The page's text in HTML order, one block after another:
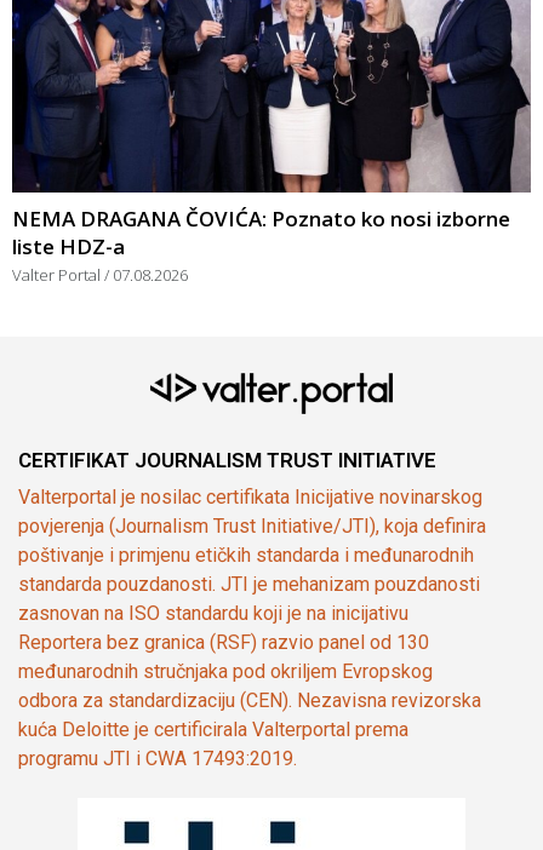
NEMA DRAGANA ČOVIĆA: Poznato ko nosi izborne
liste HDZ-a
Valter Portal 07.08.2026
CERTIFIKAT JOURNALISM TRUST INITIATIVE
Valterportal je nosilac certifikata Inicijative novinarskog
povjerenja (Journalism Trust Initiative/JTI), koja definira
poštivanje i primjenu etičkih standarda i međunarodnih
standarda pouzdanosti. JTI je mehanizam pouzdanosti
zasnovan na ISO standardu koji je na inicijativu
Reportera bez granica (RSF) razvio panel od 130
međunarodnih stručnjaka pod okriljem Evropskog
odbora za standardizaciju (CEN). Nezavisna revizorska
kuća Deloitte je certificirala Valterportal prema
programu JTI i CWA 17493:2019.